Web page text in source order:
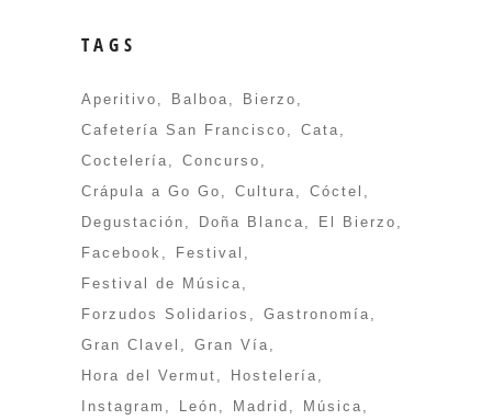
TAGS
Aperitivo Balboa
Bierzo
Cafetería San Francisco
Cata
Coctelería
Concurso
Crápula a Go Go
Cultura
Cóctel
Degustación
Doña Blanca
El Bierzo
Facebook
Festival
Festival de Música
Forzudos Solidarios
Gastronomía
Gran Clavel
Gran Vía
Hora del Vermut
Hostelería
Instagram
León Madrid
Música